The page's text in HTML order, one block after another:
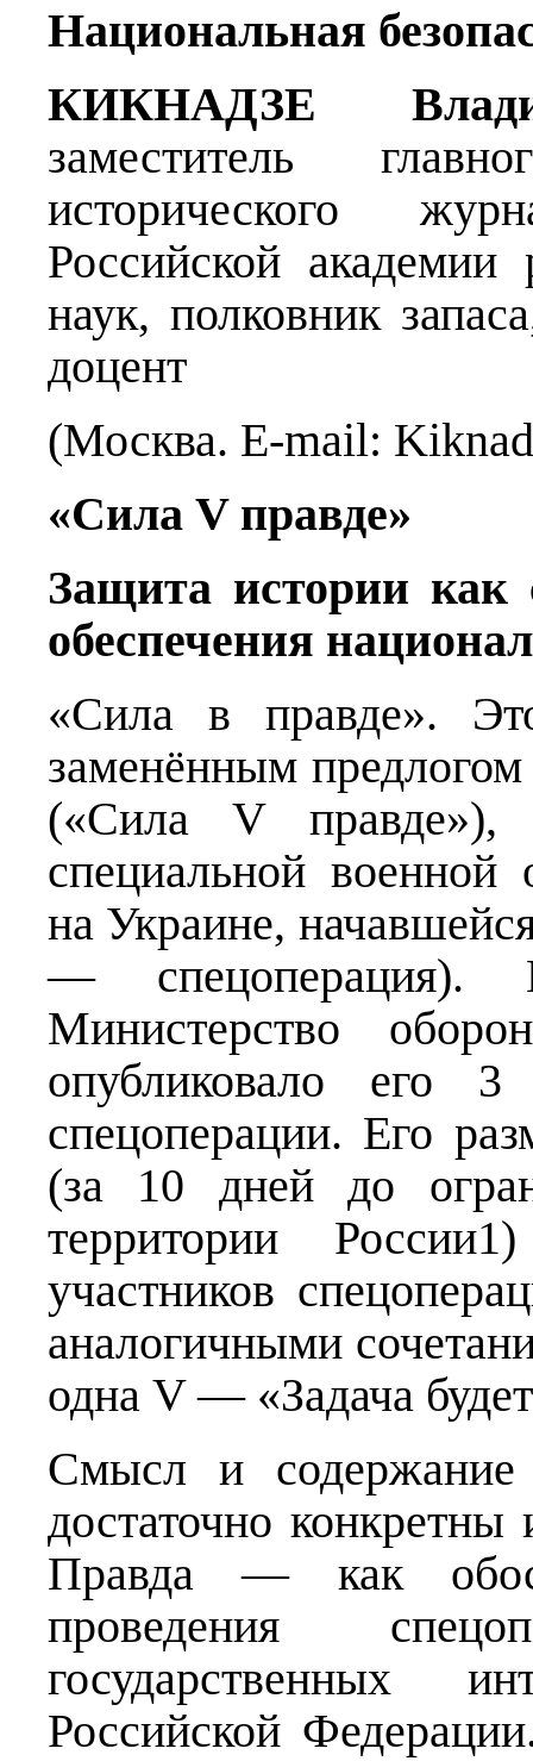
Национальная
КИКНАДЗЕ
заместитель
исторического
Российской академии
наук, полковник
доцент
(Москва. E-mail:
«Сила Vправде»
Защита истории как
обеспечения
«Сила в правде».
заменённым
(«Сила V правде»),
специальной военной
на Украине,
—
Министерство
опубликовало его
спецоперации. Его
(за 10 дней до
территории
участников
аналогичными
одна V — «Задача
Смысл и
достаточно
Правда — как
проведения
государственных
Российской